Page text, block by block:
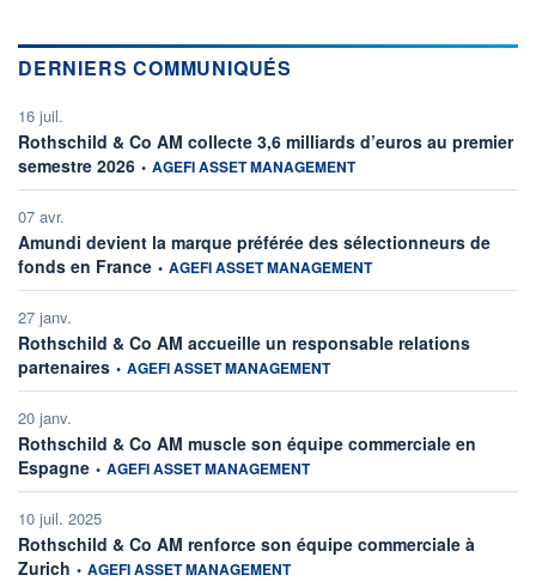
DERNIERS COMMUNIQUÉS
16 juil.
Rothschild & Co AM collecte 3,6 milliards d’euros au premier
semestre 2026 information fournie par
• AGEFI ASSET MANAGEMENT
07 avr.
Amundi devient la marque préférée des sélectionneurs de
fonds en France information fournie par
• AGEFI ASSET MANAGEMENT
27 janv.
Rothschild & Co AM accueille un responsable relations
partenaires information fournie par
• AGEFI ASSET MANAGEMENT
20 janv.
Rothschild & Co AM muscle son équipe commerciale en
Espagne information fournie par
• AGEFI ASSET MANAGEMENT
10 juil. 2025
Rothschild & Co AM renforce son équipe commerciale à
Zurich information fournie par
• AGEFI ASSET MANAGEMENT